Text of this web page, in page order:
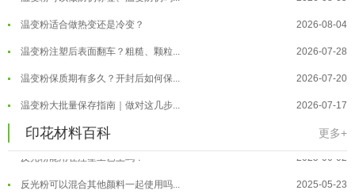
温变粉适合做热变还是冷变？ 2026-08-04
温变粉注塑后表面翻车？粗糙、颗粒... 2026-07-28
温变粉保质期有多久？开封后如何保... 2026-07-20
温变粉大批量保存指南｜做对这几步... 2026-07-17
温变粉"罢工"指南：为... 2026-07-10
温变粉到底怕不怕酸碱和酒精？ 2026-07-09
温变粉"烤"问：长期加... 2026-07-07
印花材料百科 更多+
油性反光粉怎么印花效果最好？
超细反光粉怎么印牢度才会更好？
反光粉是永久有效的吗？能用多久？
外墙涂料中怎么添加反光粉使用？
超细反光粉需要搭配什么胶浆使用？
反光粉能用在注塑工艺上吗？ 2025-06-02
反光粉可以混合其他颜料一起使用吗... 2025-05-23